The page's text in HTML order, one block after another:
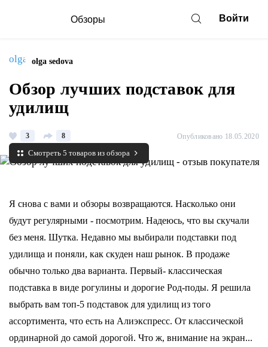
Обзоры Войти
olga sedova
Обзор лучших подставок для
удилищ
3 8 Опубликовано 18.05.2020
Смотреть 5 товаров из обзора
Я снова с вами и обзоры возвращаются. Насколько они
будут регулярными - посмотрим. Надеюсь, что вы скучали
без меня. Шутка. Недавно мы выбирали подставки под
удилища и поняли, как скуден наш рынок. В продаже
обычно только два варианта. Первый- классическая
подставка в виде рогулины и дорогие Род-поды. Я решила
выбрать вам топ-5 подставок для удилищ из того
ассортимента, что есть на Алиэкспресс. От классической
ординарной до самой дорогой. Что ж, внимание на экран...